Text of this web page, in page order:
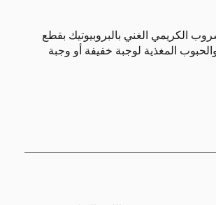
الكريمي الغني بالبروبيوتيك بقطع
المغذية لوجبة خفيفة أو وجبة